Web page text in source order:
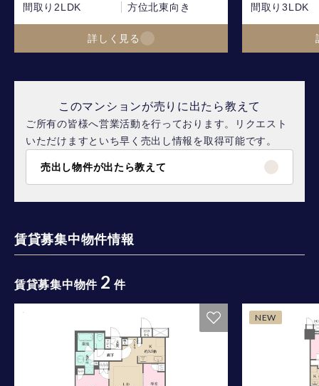
間取り 2LDK 方位北東向き
詳しく見る
間取り3LDK
このマンションが売りに出たら教えて
ご所有の皆様へ営業活動を行っております。リクエスト
いただけますといち早く売出し情報を取得可能です。
売出し物件が出たら教えて
賃貸募集中物件情報
賃貸募集中物件 2 件
NEW